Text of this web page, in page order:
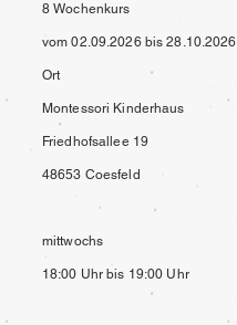
8 Wochenkurs
vom02.09.2026bis28.10.2026
Ort
Montessori Kinderhaus
Friedhofsallee 19
48653 Coesfeld
mittwochs
18:00 Uhr bis 19:00 Uhr